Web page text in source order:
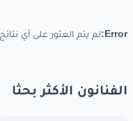
Error: لم يتم العثور على أي نتائج
الفنانون الأكثر بحثا